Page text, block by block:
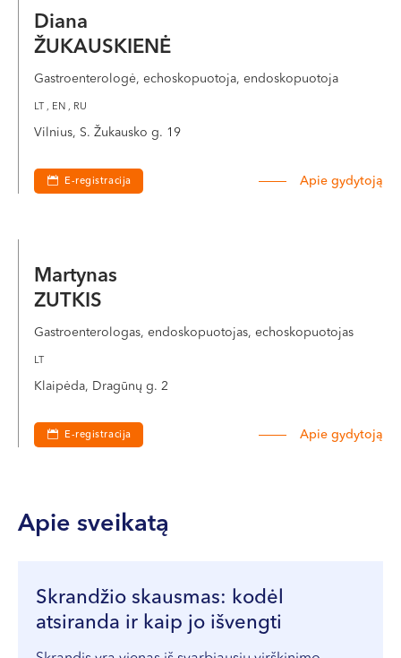
Diana
ŽUKAUSKIENĖ
Gastroenterologė, echoskopuotoja, endoskopuotoja
LT , EN , RU
Vilnius, S. Žukausko g. 19
E-registracija Apie gydytoją
Martynas
ZUTKIS
Gastroenterologas, endoskopuotojas, echoskopuotojas
LT
Klaipėda, Dragūnų g. 2
E-registracija Apie gydytoją
Apie sveikatą
Skrandžio skausmas: kodėl
atsiranda ir kaip jo išvengti